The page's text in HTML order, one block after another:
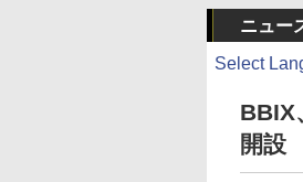
ニュー
Select
BBIX
開設